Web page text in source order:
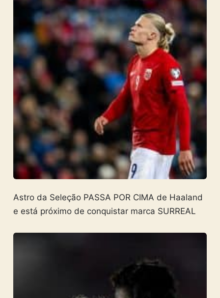
Astro da Seleção PASSA POR CIMA de Haaland
e está próximo de conquistar marca SURREAL